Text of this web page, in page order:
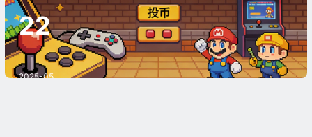
22
2025-05
《三国志2：无双版》游戏截图